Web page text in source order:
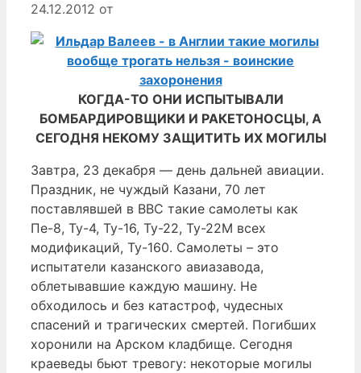
24.12.2012 от
КОГДА-ТО ОНИ ИСПЫТЫВАЛИ
БОМБАРДИРОВЩИКИ И РАКЕТОНОСЦЫ, А
СЕГОДНЯ НЕКОМУ ЗАЩИТИТЬ ИХ МОГИЛЫ
Завтра, 23 декабря — день дальней авиации.
Праздник, не чуждый Казани, 70 лет
поставлявшей в ВВС такие самолеты как
Пе-8, Ту-4, Ту-16, Ту-22, Ту-22М всех
модификаций, Ту-160. Самолеты – это
испытатели казанского авиазавода,
облетывавшие каждую машину. Не
обходилось и без катастроф, чудесных
спасений и трагических смертей. Погибших
хоронили на Арском кладбище. Сегодня
краеведы бьют тревогу: некоторые могилы